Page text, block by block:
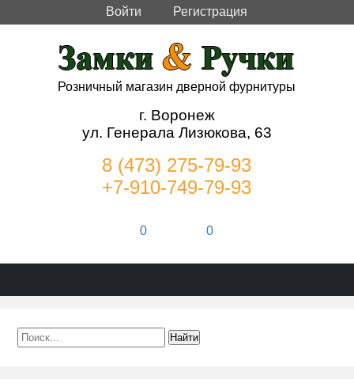
Войти Регистрация
Розничный магазин дверной фурнитуры
г. Воронеж
ул. Генерала Лизюкова, 63
8 (473) 275-79-93
+7-910-749-79-93
0 0